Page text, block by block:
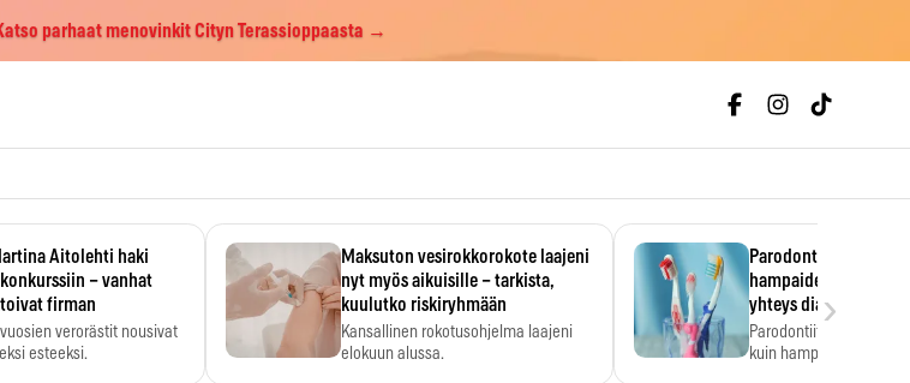
parhaat menovinkit Cityn Terassioppaasta →
Aitolehti haki
– vanhat
firman
verorästit nousivat
esteeksi.
Maksuton vesirokkorokote laajeni
nyt myös aikuisille – tarkista,
kuulutko riskiryhmään
Kansallinen rokotusohjelma laajeni
elokuun alussa.
Parodontiitti on
hampaiden
yhteys diabetekseen
Parodontiitti on
kuin hampaiden
›